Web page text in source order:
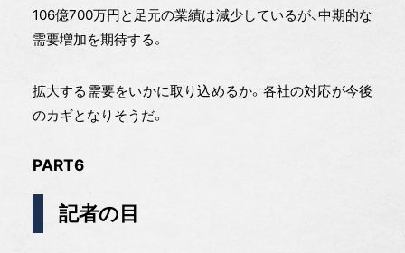
106億700万円と足元の業績は減少しているが、中期的な
需要増加を期待する。
拡大する需要をいかに取り込めるか。各社の対応が今後
のカギとなりそうだ。
PART6
記者の目